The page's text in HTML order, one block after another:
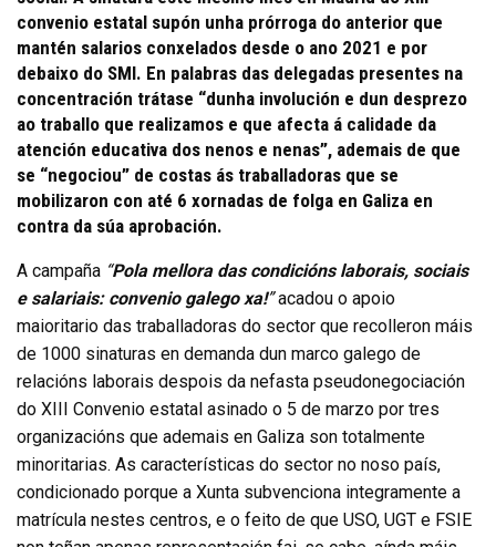
convenio estatal supón unha prórroga do anterior que
mantén salarios conxelados desde o ano 2021 e por
debaixo do SMI. En palabras das delegadas presentes na
concentración trátase “dunha involución e dun desprezo
ao traballo que realizamos e que afecta á calidade da
atención educativa dos nenos e nenas”, ademais de que
se “negociou” de costas ás traballadoras que se
mobilizaron con até 6 xornadas de folga en Galiza en
contra da súa aprobación.
A campaña “Pola mellora das condicións laborais, sociais
e salariais: convenio galego xa!”acadou o apoio
maioritario das traballadoras do sector que recolleron máis
de 1000 sinaturas en demanda dun marco galego de
relacións laborais despois da nefasta pseudonegociación
do XIII Convenio estatal asinado o 5 de marzo por tres
organizacións que ademais en Galiza son totalmente
minoritarias. As características do sector no noso país,
condicionado porque a Xunta subvenciona integramente a
matrícula nestes centros, e o feito de que USO, UGT e FSIE